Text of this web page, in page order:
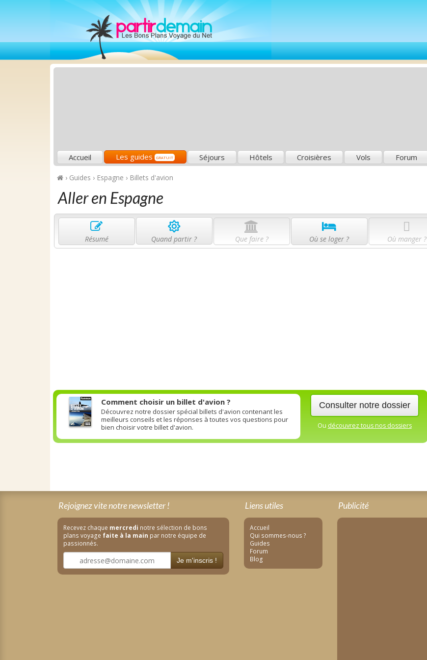
Accueil Les guides GRATUIT Séjours Hôtels Croisières Vols Forum
› Guides › Espagne › Billets d'avion
Aller en Espagne
Résumé Quand partir ? Que faire ? Où se loger ? Où manger ?
Comment choisir un billet d'avion ?
Découvrez notre dossier spécial billets d'avion contenant les
meilleurs conseils et les réponses à toutes vos questions pour
bien choisir votre billet d'avion.
Consulter notre dossier
Ou découvrez tous nos dossiers
Rejoignez vite notre newsletter !
Recevez chaque mercredi notre sélection de bons
plans voyage faite à la main par notre équipe de
passionnés.
Je m'inscris !
Liens utiles
Accueil
Qui sommes-nous ?
Guides
Forum
Blog
Publicité